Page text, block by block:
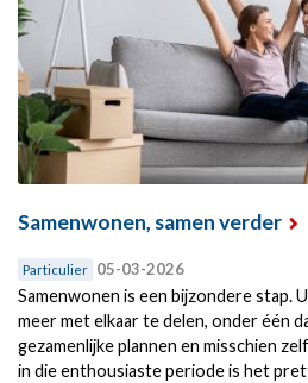
Samenwonen, samen verder
Particulier 05-03-2026
Samenwonen is een bijzondere stap.
meer met elkaar te delen, onder één
gezamenlijke plannen en misschien
in die enthousiaste periode is het